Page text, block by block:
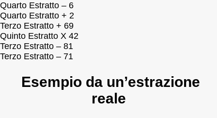
Quarto Estratto – 6
Quarto Estratto + 2
Terzo Estratto + 69
Quinto Estratto X 42
Terzo Estratto – 81
Terzo Estratto – 71
Esempio da un’estrazione
reale